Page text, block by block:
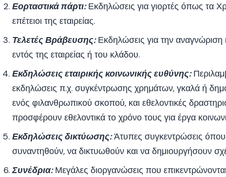
Εορταστικά πάρτι:Εκδηλώσεις για γιορτές όπως τα
επέτειοι της εταιρείας.
Τελετές Βράβευσης:Εκδηλώσεις για την αναγνώριση
εντός της εταιρείας ή του κλάδου.
Εκδηλώσεις εταιρικής κοινωνικής ευθύνης:
εκδηλώσεις π.χ. συγκέντρωσης χρημάτων, γκαλά ή
ενός φιλανθρωπικού σκοπού, και εθελοντικές
προσφέρουν εθελοντικά το χρόνο τους για έργα
Εκδηλώσεις δικτύωσης:Άτυπες συγκεντρώσεις
συναντηθούν, να δικτυωθούν και να δημιουργήσουν
Συνέδρια:Μεγάλες διοργανώσεις που